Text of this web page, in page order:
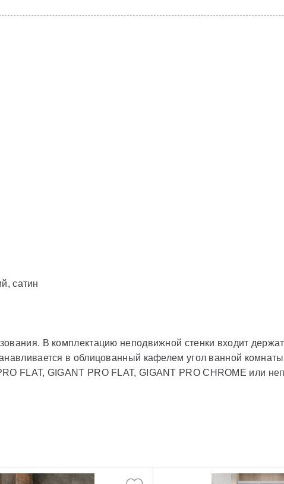
сатин
В комплектацию неподвижной стенки входит
в облицованный кафелем угол ванной
FLAT, GIGANT PRO FLAT, GIGANT PRO CHROME или